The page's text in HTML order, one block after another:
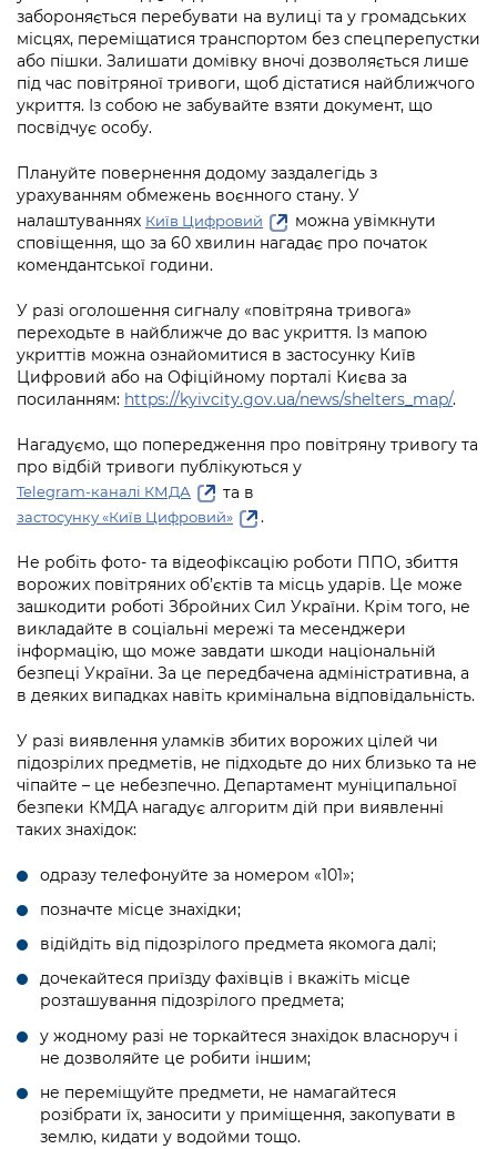
Підприємства, установи, організації
Kyiv International Relations
Річні звіти
Безбар'єрність
Київська міська військова адміністрація
Портал Захисників та Захисниць
Безбар'єрність
Портал послуг
Міський застосунок Київ Цифровий
Важливе під час воєнного стану
Уряд» – місцевий рівень»
Важливе під час воєнного стану
Про відкриті дані
Портал даних Києва
Публічні дашборди
забороняється перебувати на вулиці та у громадських
місцях, переміщатися транспортом без спецперепустки
або пішки. Залишати домівку вночі дозволяється лише
під час повітряної тривоги, щоб дістатися найближчого
укриття. Із собою не забувайте взяти документ, що
посвідчує особу.
Плануйте повернення додому заздалегідь з
урахуванням обмежень воєнного стану. У
налаштуваннях Київ Цифровий
можна увімкнути
сповіщення, що за 60 хвилин нагадає про початок
комендантської години.
У разі оголошення сигналу «повітряна тривога»
переходьте в найближче до вас укриття. Із мапою
укриттів можна ознайомитися в застосунку Київ
Цифровий або на Офіційному порталі Києва за
посиланням: https://kyivcity.gov.ua/news/shelters_map/.
Нагадуємо, що попередження про повітряну тривогу та
про відбій тривоги публікуються у
Telegram-каналі КМДА та в
застосунку «Київ Цифровий» .
Не робіть фото- та відеофіксацію роботи ППО, збиття
ворожих повітряних об’єктів та місць ударів. Це може
зашкодити роботі Збройних Сил України. Крім того, не
викладайте в соціальні мережі та месенджери
інформацію, що може завдати шкоди національній
безпеці України. За це передбачена адміністративна, а
в деяких випадках навіть кримінальна відповідальність.
У разі виявлення уламків збитих ворожих цілей чи
підозрілих предметів, не підходьте до них близько та не
чіпайте – це небезпечно. Департамент муніципальної
безпеки КМДА нагадує алгоритм дій при виявленні
таких знахідок:
одразу телефонуйте за номером «101»;
позначте місце знахідки;
відійдіть від підозрілого предмета якомога далі;
дочекайтеся приїзду фахівців і вкажіть місце
розташування підозрілого предмета;
у жодному разі не торкайтеся знахідок власноруч і
не дозволяйте це робити іншим;
не переміщуйте предмети, не намагайтеся
розібрати їх, заносити у приміщення, закопувати в
землю, кидати у водойми тощо.